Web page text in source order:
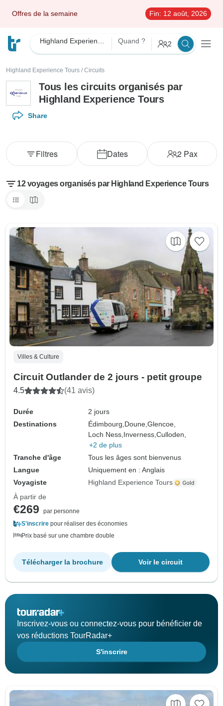
Offres de la semaine Fin: 12 août, 2026
Quand ? 2
Highland Experience Tours / Circuits
Tous les circuits organisés par
Highland Experience Tours
Share
Dates 2Pax
Filtres
12 voyages organisés par Highland Experience Tours
Villes & Culture
Circuit Outlander de 2 jours - petit groupe
4.5 (41 avis)
Durée
2 jours
Destinations
Édimbourg, Doune,Glencoe,
Loch Ness, Inverness,Culloden,
+2 de plus
Tranche d'âge
Tous les âges sont bienvenus
Langue
Uniquement en : Anglais
Voyagiste
Highland Experience Tours
À partir de
€269
par personne
S'inscrire pour réaliser des économies
Prix basé sur une chambre double
Voir le circuit
Télécharger la brochure
Inscrivez-vous ou connectez-vous pour bénéficier de
vos réductions TourRadar+
S'inscrire